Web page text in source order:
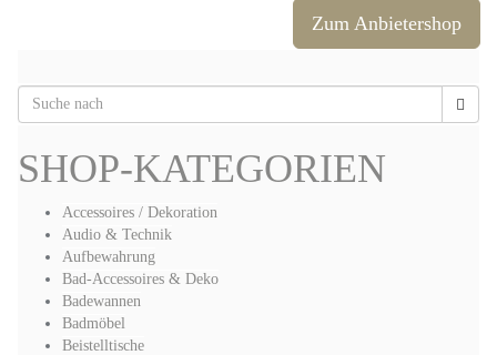
Zum Anbietershop
SHOP-KATEGORIEN
Accessoires / Dekoration
Audio & Technik
Aufbewahrung
Bad-Accessoires & Deko
Badewannen
Badmöbel
Beistelltische